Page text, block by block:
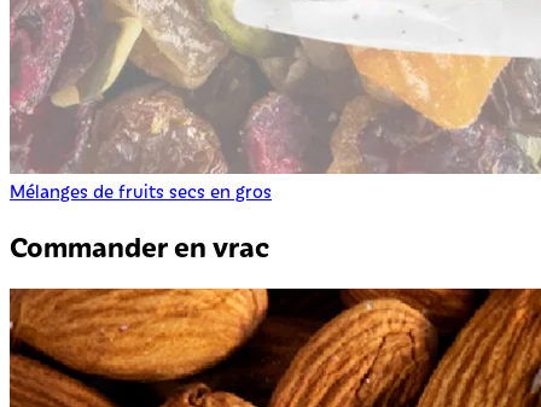
Mélanges de fruits secs en gros
Commander en vrac